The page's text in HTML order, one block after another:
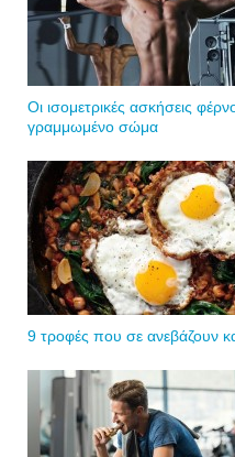
Οι ισομετρικές ασκήσεις
γραμμωμένο σώμα
9 τροφές που σε ανεβάζουν